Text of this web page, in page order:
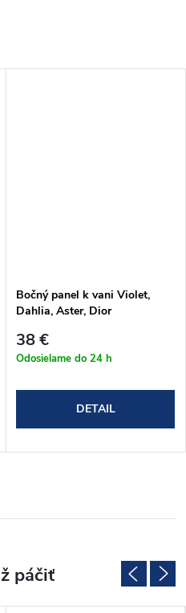
Bočný panel k vani Violet,
Dahlia, Aster, Dior
38 €
Odosielame do 24 h
DETAIL